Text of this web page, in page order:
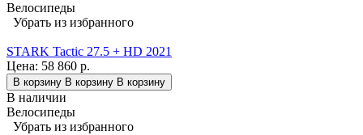
Велосипеды
Убрать из избранного
STARK Tactic 27.5 + HD 2021
Цена: 58 860 р.
В корзину В корзину В корзину
В наличии
Велосипеды
Убрать из избранного